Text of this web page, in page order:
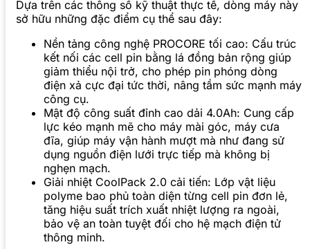
Dựa trên các thông số kỹ thuật thực tế, dòng máy này
sở hữu những đặc điểm cụ thể sau đây:
Nền tảng công nghệ PROCORE tối cao: Cấu trúc
kết nối các cell pin bằng lá đồng bản rộng giúp
giảm thiểu nội trở, cho phép pin phóng dòng
điện xả cực đại tức thời, nâng tầm sức mạnh máy
công cụ.
Mật độ công suất đỉnh cao dải 4.0Ah: Cung cấp
lực kéo mạnh mẽ cho máy mài góc, máy cưa
đĩa, giúp máy vận hành mượt mà như đang sử
dụng nguồn điện lưới trực tiếp mà không bị
nghẹn mạch.
Giải nhiệt CoolPack 2.0 cải tiến: Lớp vật liệu
polyme bao phủ toàn diện từng cell pin đơn lẻ,
tăng hiệu suất trích xuất nhiệt lượng ra ngoài,
bảo vệ an toàn tuyệt đối cho hệ mạch điện tử
thông minh.